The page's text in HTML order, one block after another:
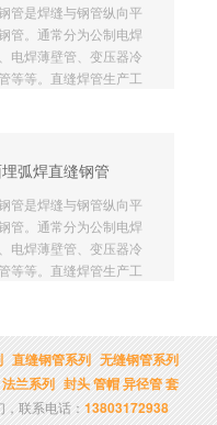
径不同的焊管。但是与
度的直缝管相比，焊缝
加30~100%，而且生
较低。
管是焊缝与钢管纵向平
管。通常分为公制电焊
电焊薄壁管、变压器冷
等等。直缝焊管生产工
料生产管径较大的焊
径不同的焊管。但是与
度的直缝管相比，焊缝
加30~100%，而且生
较低。
弧焊直缝钢管
管是焊缝与钢管纵向平
管。通常分为公制电焊
电焊薄壁管、变压器冷
等等。直缝焊管生产工
料生产管径较大的焊
可以用同样宽度的坯料
径不同的焊管。但是与
直缝钢管系列 无缝钢管系列
法兰系列 封头 管帽 异径管 套
联系电话： 13803172938